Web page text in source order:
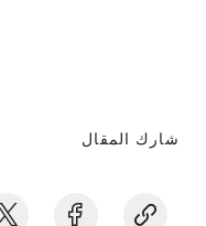
شارك المقال